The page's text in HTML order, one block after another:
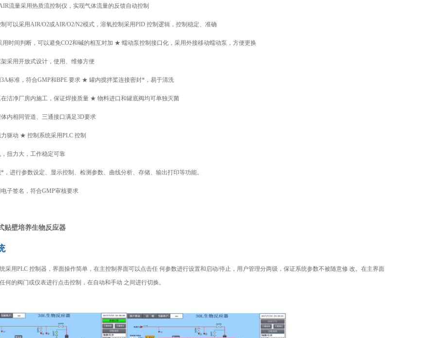
流量采用热质流控制仪，实现气体流量的反馈自动控制
可以采用AIR/O2或AIR/O2/N2模式，溶氧控制采用PID 控制逻辑，控制稳定、准确
时间判断，可以避免CO2和碱的相互对加 ★ 蠕动泵控制接口化，采用外接移动蠕动泵，方便更换
采用开放式设计，使用、维修方便
标准，符合GMP和BPE 要求 ★ 罐内搅拌桨连接密封*，易于清洗
洁净厂房内施工，保证焊接质量 ★ 物料进口和罐底阀均可单独灭菌
内相同管道、三通接口满足3D要求
驱动 ★ 控制系统采用PLC 控制
扭力大，工作稳定可靠
进行参数设定、显示控制、检测参数、曲线分析、存储、输出打印等功能。
子签名，符合GMP审核要求
贴壁培养生物反应器
用PLC 控制器，界面操作简单，在主控制界面可以点击任 何参数进行设置和启动/停止，用户管理分两级，保证系统参数不被随意修 改。在主界面
何的阀门或仪表进行点击控制，在自动和手动 之间进行切换。